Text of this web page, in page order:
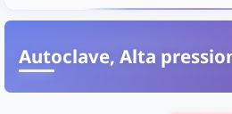
Autoclave, Alta